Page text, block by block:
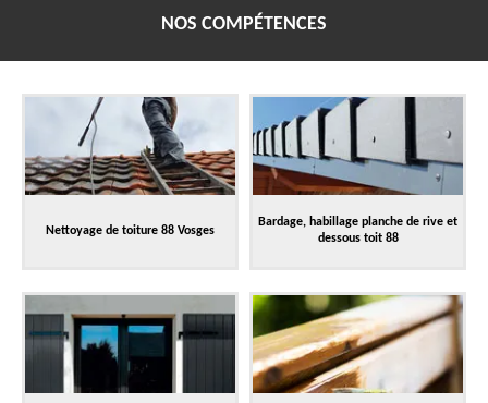
NOS COMPÉTENCES
Nettoyage de toiture 88 Vosges
Bardage, habillage planche de rive et
dessous toit 88